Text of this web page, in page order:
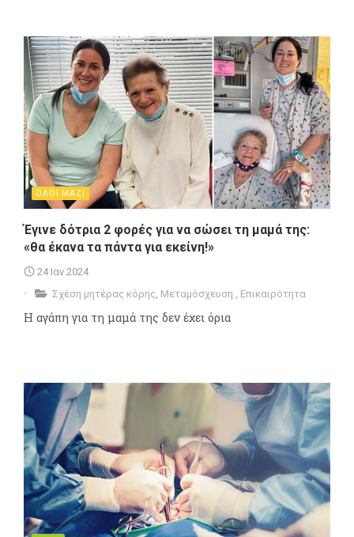
ΟΛΟΙ ΜΑΖΙ
Έγινε δότρια 2 φορές για να σώσει τη μαμά της:
«θα έκανα τα πάντα για εκείνη!»
24 Ιαν 2024
Σχέση μητέρας κόρης, Μεταμόσχευση , Επικαιρότητα
Η αγάπη για τη μαμά της δεν έχει όρια